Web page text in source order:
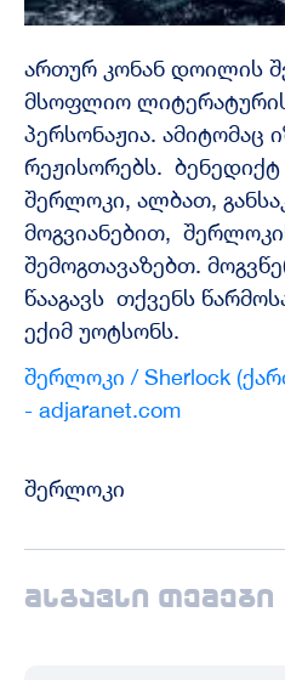
ართურ კონან დოილის
მსოფლიო
პერსონაჟია. ამიტომაც
რეჟისორებს. ბენედიქტ
შერლოკი, ალბათ,
მოგვიანებით,
შემოგთავაზებთ.
წააგავს თქვენს
ექიმ უოტსონს.
შერლოკი / Sherlock
- adjaranet.com
შერლოკი
მსგავსი თემები